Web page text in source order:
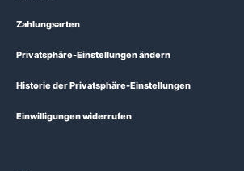
Zahlungsarten
Privatsphäre-Einstellungen ändern
Historie der Privatsphäre-Einstellungen
Einwilligungen widerrufen